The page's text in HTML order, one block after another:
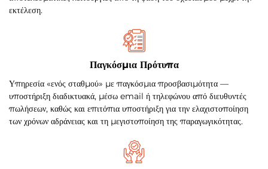
εκτέλεση.
Παγκόσμια Πρότυπα
Υπηρεσία «ενός σταθμού» με παγκόσμια προσβασιμότητα —
υποστήριξη διαδικτυακά, μέσω email ή τηλεφώνου από διευθυντές
πωλήσεων, καθώς και επιτόπια υποστήριξη για την ελαχιστοποίηση
των χρόνων αδράνειας και τη μεγιστοποίηση της παραγωγικότητας.